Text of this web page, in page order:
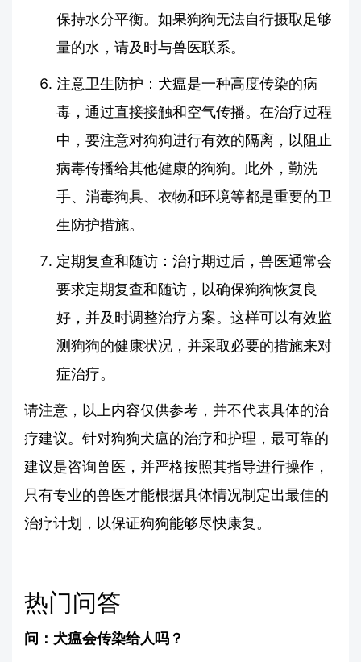
保持水分平衡。如果狗狗无法自行摄取足够
量的水，请及时与兽医联系。
注意卫生防护：犬瘟是一种高度传染的病
毒，通过直接接触和空气传播。在治疗过程
中，要注意对狗狗进行有效的隔离，以阻止
病毒传播给其他健康的狗狗。此外，勤洗
手、消毒狗具、衣物和环境等都是重要的卫
生防护措施。
定期复查和随访：治疗期过后，兽医通常会
要求定期复查和随访，以确保狗狗恢复良
好，并及时调整治疗方案。这样可以有效监
测狗狗的健康状况，并采取必要的措施来对
症治疗。
请注意，以上内容仅供参考，并不代表具体的治
疗建议。针对狗狗犬瘟的治疗和护理，最可靠的
建议是咨询兽医，并严格按照其指导进行操作，
只有专业的兽医才能根据具体情况制定出最佳的
治疗计划，以保证狗狗能够尽快康复。
热门问答
问：犬瘟会传染给人吗？